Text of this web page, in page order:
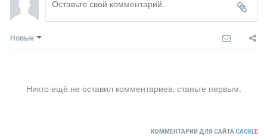
Новые
Никто ещё не оставил комментариев, станьте первым.
КОММЕНТАРИИ ДЛЯ САЙТА CACKLE